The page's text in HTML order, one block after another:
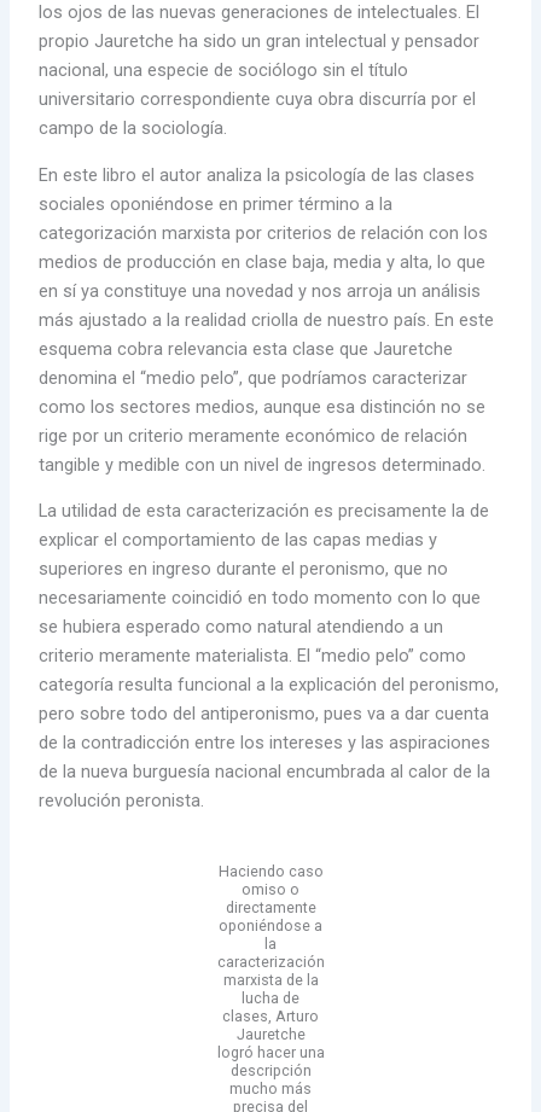
los ojos de las nuevas generaciones de intelectuales. El
propio Jauretche ha sido un gran intelectual y pensador
nacional, una especie de sociólogo sin el título
universitario correspondiente cuya obra discurría por el
campo de la sociología.
En este libro el autor analiza la psicología de las clases
sociales oponiéndose en primer término a la
categorización marxista por criterios de relación con los
medios de producción en clase baja, media y alta, lo que
en sí ya constituye una novedad y nos arroja un análisis
más ajustado a la realidad criolla de nuestro país. En este
esquema cobra relevancia esta clase que Jauretche
denomina el “medio pelo”, que podríamos caracterizar
como los sectores medios, aunque esa distinción no se
rige por un criterio meramente económico de relación
tangible y medible con un nivel de ingresos determinado.
La utilidad de esta caracterización es precisamente la de
explicar el comportamiento de las capas medias y
superiores en ingreso durante el peronismo, que no
necesariamente coincidió en todo momento con lo que
se hubiera esperado como natural atendiendo a un
criterio meramente materialista. El “medio pelo” como
categoría resulta funcional a la explicación del peronismo,
pero sobre todo del antiperonismo, pues va a dar cuenta
de la contradicción entre los intereses y las aspiraciones
de la nueva burguesía nacional encumbrada al calor de la
revolución peronista.
Haciendo caso
omiso o
directamente
oponiéndose a
la
caracterización
marxista de la
lucha de
clases, Arturo
Jauretche
logró hacer una
descripción
mucho más
precisa del